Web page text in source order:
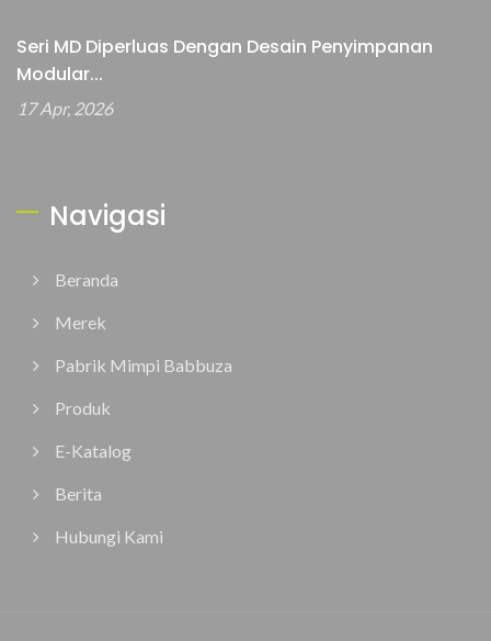
Seri MD Diperluas Dengan Desain Penyimpanan
Modular...
17 Apr, 2026
Navigasi
Beranda
Merek
Pabrik Mimpi Babbuza
Produk
E-Katalog
Berita
Hubungi Kami